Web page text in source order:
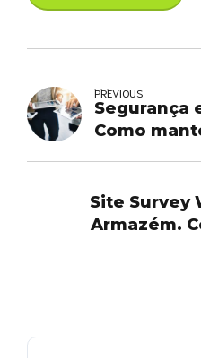
PREVIOUS
Segurança
Como
Site Survey
Armazém.